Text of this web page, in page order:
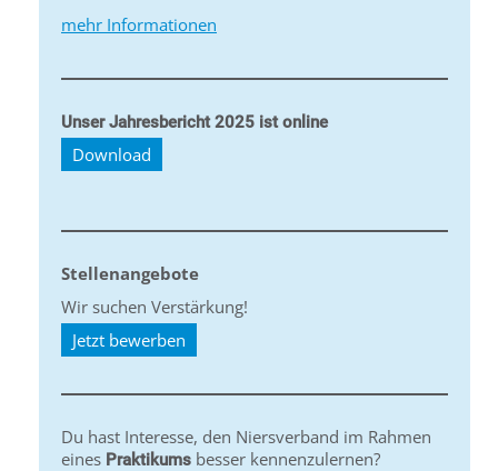
mehr Informationen
Unser Jahresbericht 2025 ist online
Download
Stellenangebote
Wir suchen Verstärkung!
Jetzt bewerben
Du hast Interesse, den Niersverband im Rahmen
eines Praktikums besser kennenzulernen?